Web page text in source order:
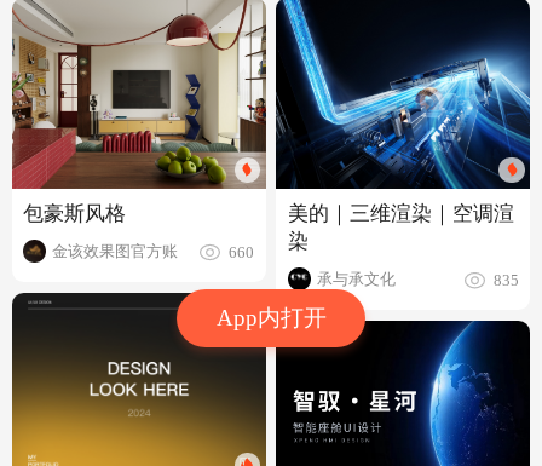
App内打开
包豪斯风格
金该效果图官方账 660
美的｜三维渲染｜空调渲
染
承与承文化 835